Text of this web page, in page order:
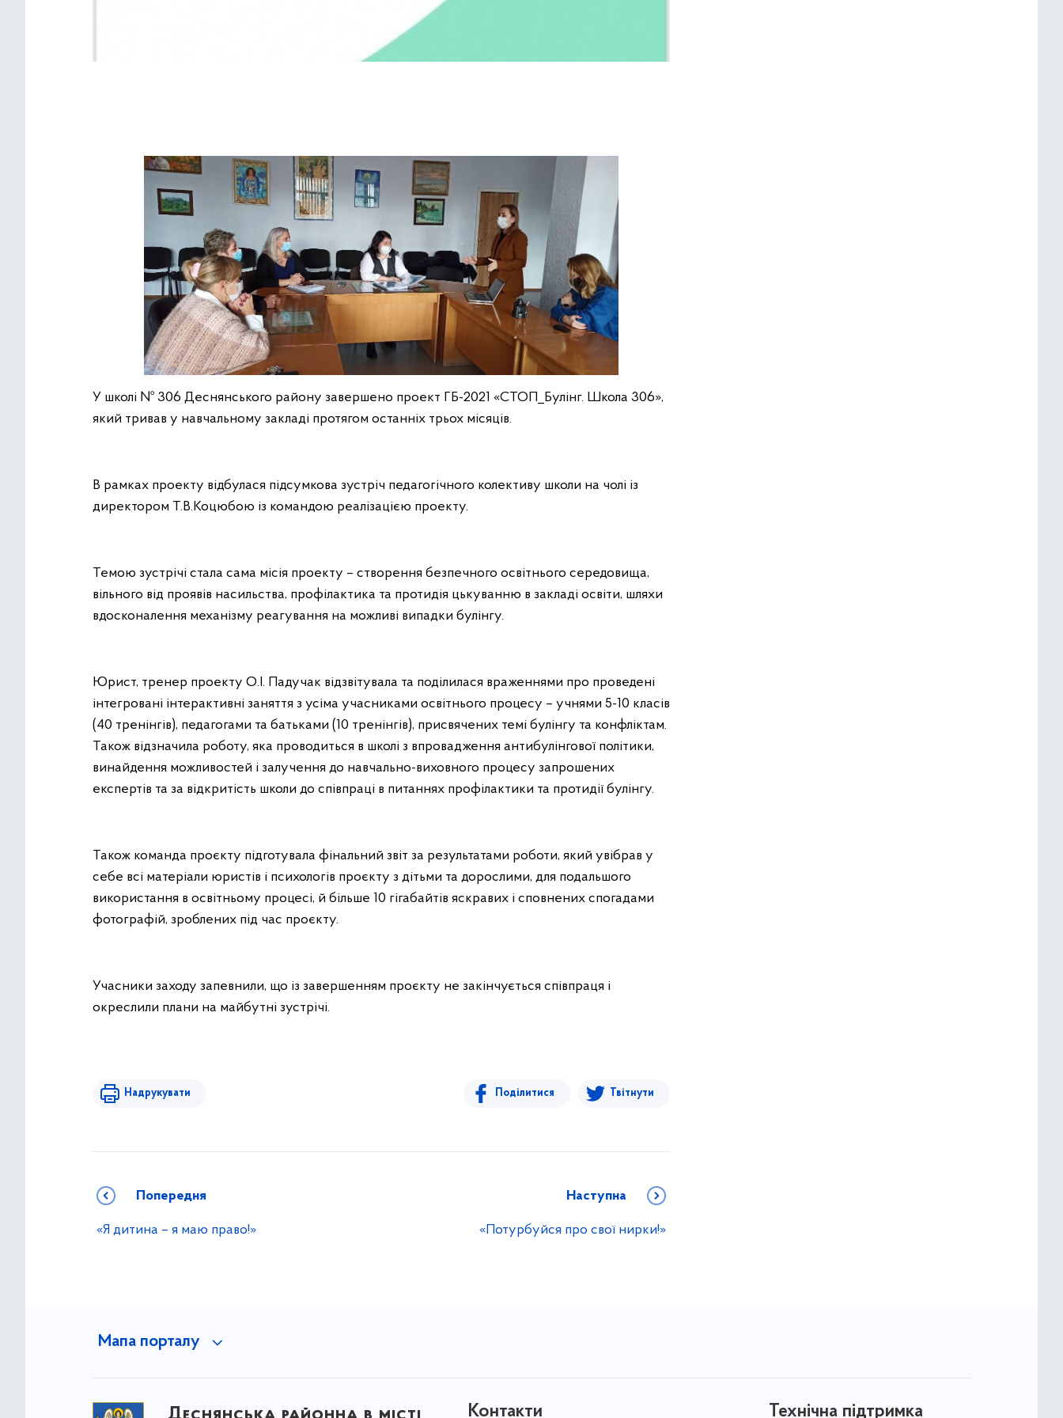
У школі № 306 Деснянського району завершено проект ГБ-2021 «СТОП_Булінг. Школа 306»,
який тривав у навчальному закладі протягом останніх трьох місяців.
В рамках проекту відбулася підсумкова зустріч педагогічного колективу школи на чолі із
директором Т.В.Коцюбою із командою реалізацією проекту.
Темою зустрічі стала сама місія проекту – створення безпечного освітнього середовища,
вільного від проявів насильства, профілактика та протидія цькуванню в закладі освіти, шляхи
вдосконалення механізму реагування на можливі випадки булінгу.
Юрист, тренер проекту О.І. Падучак відзвітувала та поділилася враженнями про проведені
інтегровані інтерактивні заняття з усіма учасниками освітнього процесу – учнями 5-10 класів
(40 тренінгів), педагогами та батьками (10 тренінгів), присвячених темі булінгу та конфліктам.
Також відзначила роботу, яка проводиться в школі з впровадження антибулінгової політики,
винайдення можливостей і залучення до навчально-виховного процесу запрошених
експертів та за відкритість школи до співпраці в питаннях профілактики та протидії булінгу.
Також команда проєкту підготувала фінальний звіт за результатами роботи, який увібрав у
себе всі матеріали юристів і психологів проєкту з дітьми та дорослими, для подальшого
використання в освітньому процесі, й більше 10 гігабайтів яскравих і сповнених спогадами
фотографій, зроблених під час проєкту.
Учасники заходу запевнили, що із завершенням проєкту не закінчується співпраця і
окреслили плани на майбутні зустрічі.
Надрукувати Поділитися Твітнути
Попередня
«Я дитина – я маю право!»
Наступна
«Потурбуйся про свої нирки!»
Мапа порталу
Контакти Технічна підтримка